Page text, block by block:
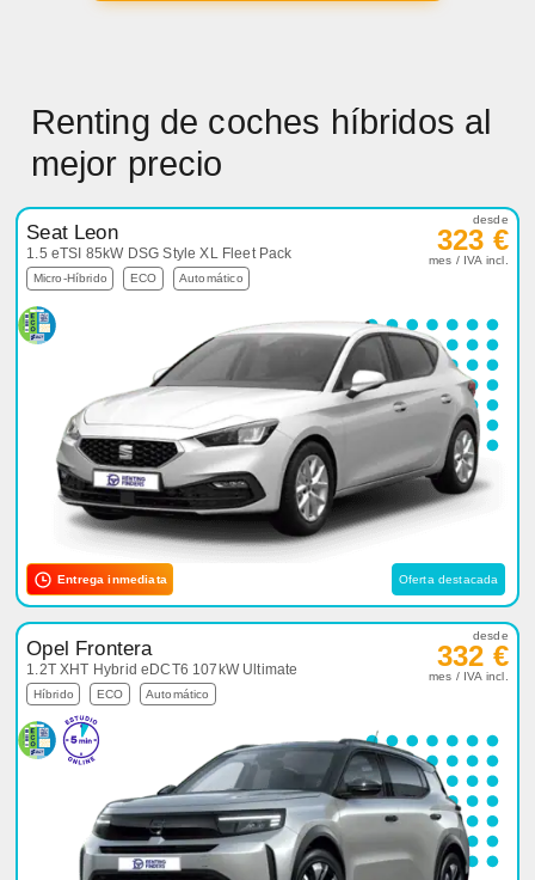
Renting de coches híbridos al
mejor precio
Seat Leon
1.5 eTSI 85kW DSG Style XL Fleet Pack
Micro-Híbrido ECO Automático
desde
323 €
mes / IVA incl.
Entrega inmediata Oferta destacada
Opel Frontera
1.2T XHT Hybrid eDCT6 107kW Ultimate
Híbrido ECO Automático
desde
332 €
mes / IVA incl.